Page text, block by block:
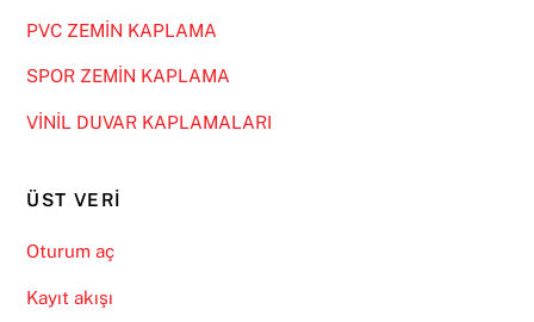
PVC ZEMİN KAPLAMA
SPOR ZEMİN KAPLAMA
VİNİL DUVAR KAPLAMALARI
ÜST VERI
Oturum aç
Kayıt akışı